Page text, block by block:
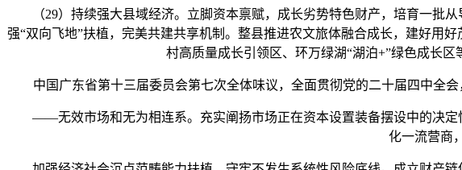
（29）持续强大县域经济。立脚资本禀赋，成长劣势特色财产，培育一批从
强“双向飞地”扶植，完美共建共享机制。整县推进农文旅体融合成长，建好用
村高质量成长引领区、环万绿湖“湖泊+”绿色成长
中国广东省第十三届委员会第七次全体味议，全面贯彻党的二十届四中全会
——无效市场和无为相连系。充实阐扬市场正在资本设置装备摆设中的决定
化一流营商